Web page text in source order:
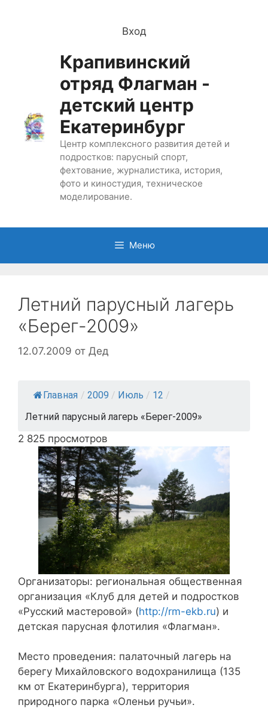
Вход
Крапивинский
отряд Флагман -
детский центр
Екатеринбург
Центр комплексного развития детей и
подростков: парусный спорт,
фехтование, журналистика, история,
фото и киностудия, техническое
моделирование.
Меню
Летний парусный лагерь
«Берег-2009»
12.07.2009 от Дед
Главная / 2009 / Июль / 12 /
Летний парусный лагерь «Берег-2009»
2 825 просмотров
Организаторы: региональная общественная
организация «Клуб для детей и подростков
«Русский мастеровой» (http://rm-ekb.ru) и
детская парусная флотилия «Флагман».
Место проведения: палаточный лагерь на
берегу Михайловского водохранилища (135
км от Екатеринбурга), территория
природного парка «Оленьи ручьи».